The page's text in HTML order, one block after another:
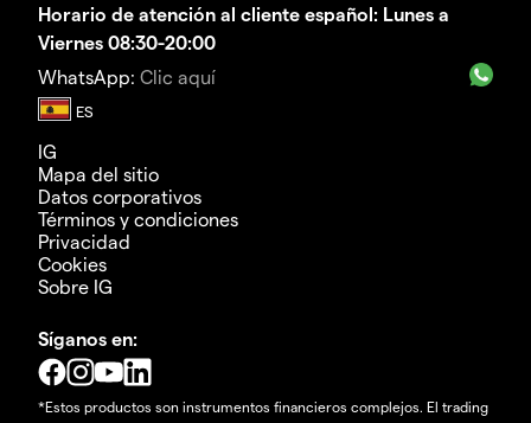
Horario de atención al cliente español: Lunes a
Viernes 08:30-20:00
WhatsApp: Clic aquí
IG
Mapa del sitio
Datos corporativos
Términos y condiciones
Privacidad
Cookies
Sobre IG
Síganos en:
*Estos productos son instrumentos financieros complejos. El trading